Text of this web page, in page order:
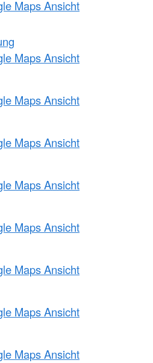
Maps Ansicht
Maps Ansicht
Maps Ansicht
Maps Ansicht
Maps Ansicht
Maps Ansicht
Maps Ansicht
Maps Ansicht
Maps Ansicht